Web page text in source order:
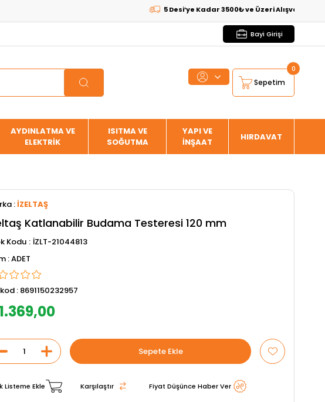
5 Desi’ye Kadar 3500₺ ve Üzeri Alışverişlerde
Bayi Girişi
Sepetim
0
AYDINLATMA VE
ELEKTRİK
ISITMA VE
SOĞUTMA
YAPI VE
İNŞAAT
HIRDAVAT
:İZELTAŞ
Katlanabilir Budama Testeresi 120 mm
Kodu
İZLT-21044813
ADET
: 8691150232957
Listeme Ekle Karşılaştır Fiyat Düşünce Haber Ver